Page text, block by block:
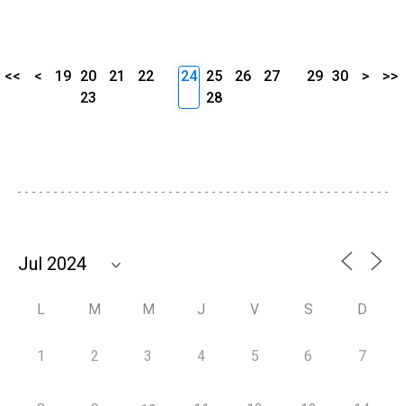
<< < 19 20 21
22
23
24 25 26
27
28
29 30 > >>
L M M J V S D
1 2 3 4 5 6 7